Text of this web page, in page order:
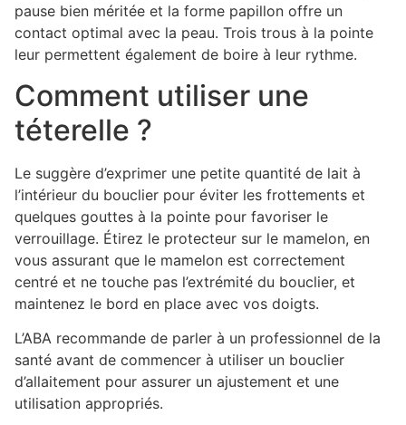
pause bien méritée et la forme papillon offre un
contact optimal avec la peau. Trois trous à la pointe
leur permettent également de boire à leur rythme.
Comment utiliser une
téterelle ?
Le suggère d’exprimer une petite quantité de lait à
l’intérieur du bouclier pour éviter les frottements et
quelques gouttes à la pointe pour favoriser le
verrouillage. Étirez le protecteur sur le mamelon, en
vous assurant que le mamelon est correctement
centré et ne touche pas l’extrémité du bouclier, et
maintenez le bord en place avec vos doigts.
L’ABA recommande de parler à un professionnel de la
santé avant de commencer à utiliser un bouclier
d’allaitement pour assurer un ajustement et une
utilisation appropriés.